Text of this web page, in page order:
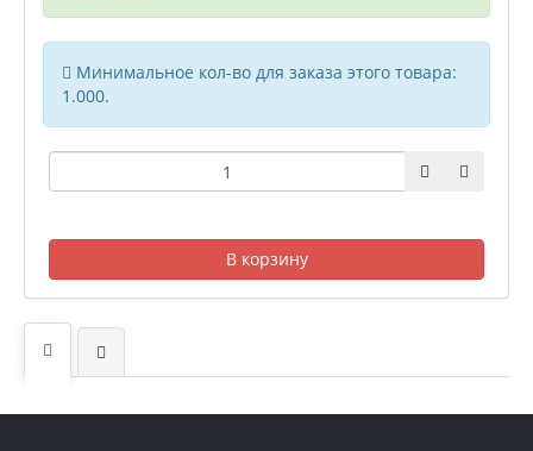
Минимальное кол-во для заказа этого товара:
1.000.
В корзину